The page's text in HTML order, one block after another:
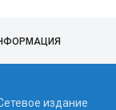
издание